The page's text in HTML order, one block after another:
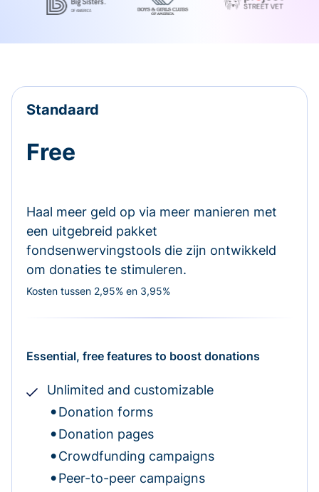
Standaard
Free
Haal meer geld op via meer manieren met
een uitgebreid pakket
fondsenwervingstools die zijn ontwikkeld
om donaties te stimuleren.
Kosten tussen 2,95% en 3,95%
Essential, free features to boost donations
Unlimited and customizable
Donation forms
Donation pages
Crowdfunding campaigns
Peer-to-peer campaigns